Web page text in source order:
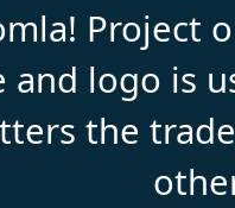
Project
and logo is
the